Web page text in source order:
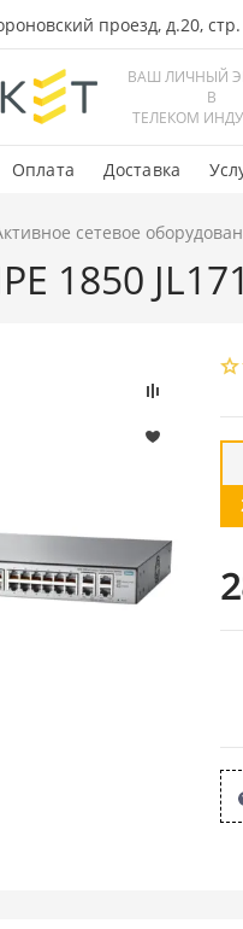
проезд, д.20,
ВАШ ЛИЧНЫЙ
В
ТЕЛЕКОМ
Оплата Доставка
сетевое
1850